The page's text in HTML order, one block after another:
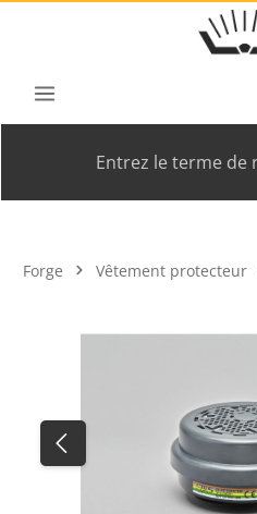
Passer au contenu principal
Forge Vêtement protecteur
Ignorer la galerie d'images